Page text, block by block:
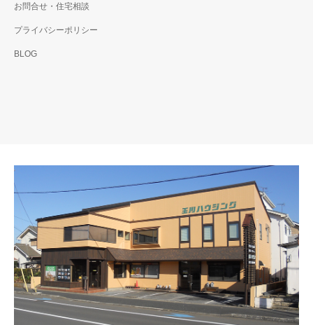
お問合せ・住宅相談
プライバシーポリシー
BLOG